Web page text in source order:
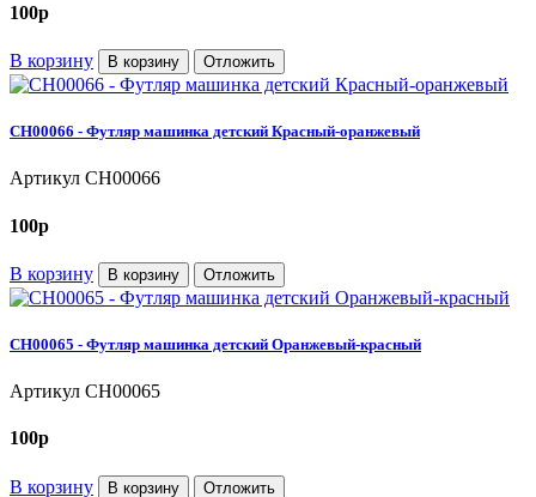
100p
В корзину В корзину Отложить
CH00066 - Футляр машинка детский Красный-оранжевый
Артикул CH00066
100p
В корзину В корзину Отложить
CH00065 - Футляр машинка детский Оранжевый-красный
Артикул CH00065
100p
В корзину В корзину Отложить